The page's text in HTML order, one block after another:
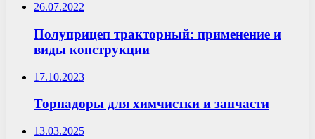
26.07.2022
Полуприцеп тракторный: применение и
виды конструкции
17.10.2023
Торнадоры для химчистки и запчасти
13.03.2025